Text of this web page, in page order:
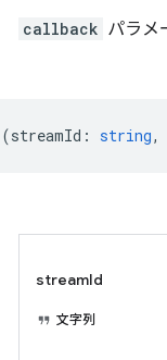
callback パラメ
(streamId : string,
streamId
文字列